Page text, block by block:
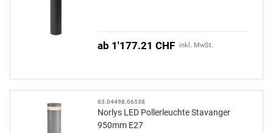
ab 1'177.21 CHF inkl. MwSt.
63.04498.06538
Norlys LED Pollerleuchte Stavanger
950mm E27